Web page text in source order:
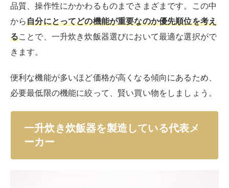
品質、操作性にかかわるものまでさまざまです。この中
から自分にとってどの機能が重要なのか優先順位を考え
ることで、一升炊き炊飯器選びにおいて最適な選択がで
きます。
便利な機能が多いほど価格が高くなる傾向にあるため、
必要最低限の機能に絞って、賢い買い物をしましょう。
一升炊き炊飯器を製造している代表メ
ーカー